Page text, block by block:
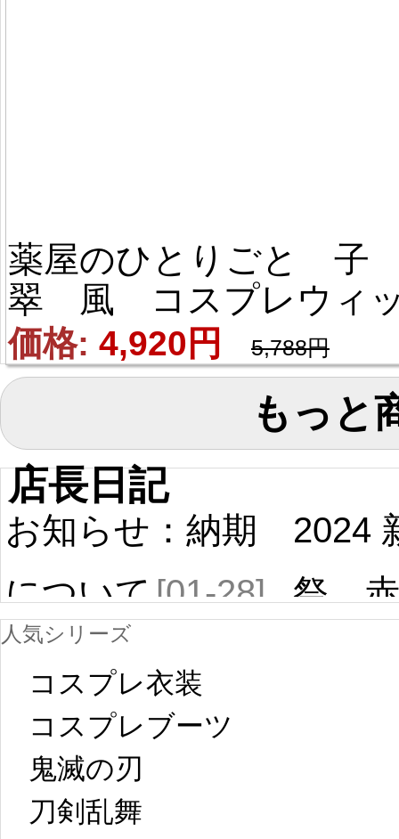
薬屋のひとりごと 子
翠 風 コスプレウィ
グ
価格: 4,920円 5,788円
もっと
店長日記
お知らせ：納期
について[01-28]
中国旧正月の影
響で2024年2月5
日から工場生産
2024
祭 赤
人気シリーズ
コスプレ衣装
コスプレブーツ
鬼滅の刃
刀剣乱舞